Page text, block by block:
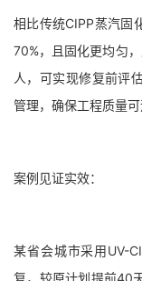
相比传统CIPP蒸汽固
70%，且固化更均匀
人，可实现修复前评
管理，确保工程质量
案例见证实效：
某省会城市采用UV-
复，较原计划提前40